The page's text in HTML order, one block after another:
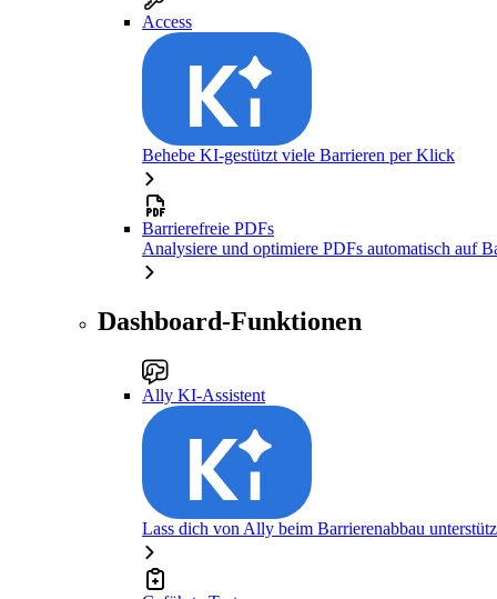
Access
Behebe KI-gestützt viele Barrieren per Klick
Barrierefreie PDFs
Analysiere und optimiere PDFs automatisch auf
Dashboard-Funktionen
Ally KI-Assistent
Lass dich von Ally beim Barrierenabbau